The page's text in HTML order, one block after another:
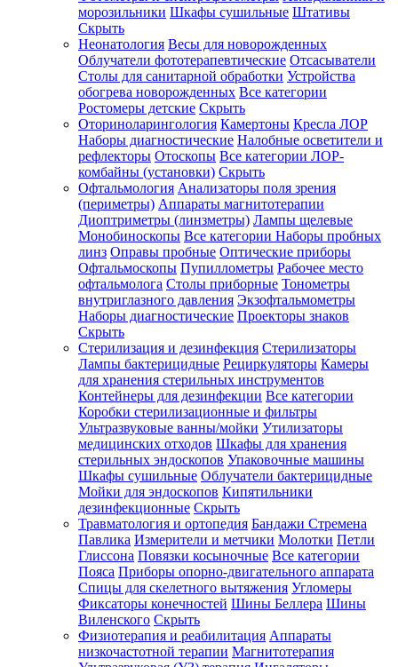
морозильники Шкафы сушильные Штативы
Скрыть
Неонатология Весы для новорожденных
Облучатели фототерапевтические Отсасыватели
Столы для санитарной обработки Устройства
обогрева новорожденных Все категории
Ростомеры детские Скрыть
Оториноларингология Камертоны Кресла ЛОР
Наборы диагностические Налобные осветители и
рефлекторы Отоскопы Все категории ЛОР-
комбайны (установки) Скрыть
Офтальмология Анализаторы поля зрения
(периметры) Аппараты магнитотерапии
Диоптриметры (линзметры) Лампы щелевые
Монобиноскопы Все категории Наборы пробных
линз Оправы пробные Оптические приборы
Офтальмоскопы Пупиллометры Рабочее место
офтальмолога Столы приборные Тонометры
внутриглазного давления Экзофтальмометры
Наборы диагностические Проекторы знаков
Скрыть
Стерилизация и дезинфекция Стерилизаторы
Лампы бактерицидные Рециркуляторы Камеры
для хранения стерильных инструментов
Контейнеры для дезинфекции Все категории
Коробки стерилизационные и фильтры
Ультразвуковые ванны/мойки Утилизаторы
медицинских отходов Шкафы для хранения
стерильных эндоскопов Упаковочные машины
Шкафы сушильные Облучатели бактерицидные
Мойки для эндоскопов Кипятильники
дезинфекционные Скрыть
Травматология и ортопедия Бандажи Стремена
Павлика Измерители и метчики Молотки Петли
Глиссона Повязки косыночные Все категории
Пояса Приборы опорно-двигательного аппарата
Спицы для скелетного вытяжения Угломеры
Фиксаторы конечностей Шины Беллера Шины
Виленского Скрыть
Физиотерапия и реабилитация Аппараты
низкочастотной терапии Магнитотерапия